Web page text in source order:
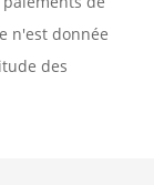
n'est donnée
des